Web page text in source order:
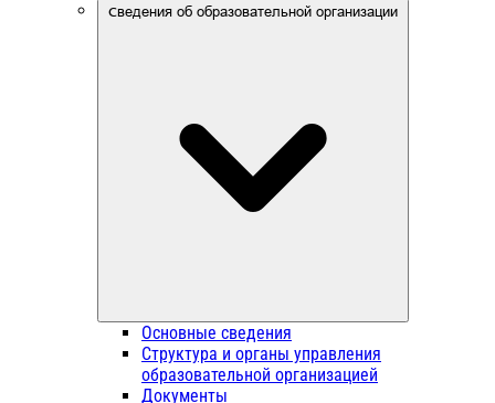
Сведения об образовательной организации
Основные сведения
Структура и органы управления
образовательной организацией
Документы